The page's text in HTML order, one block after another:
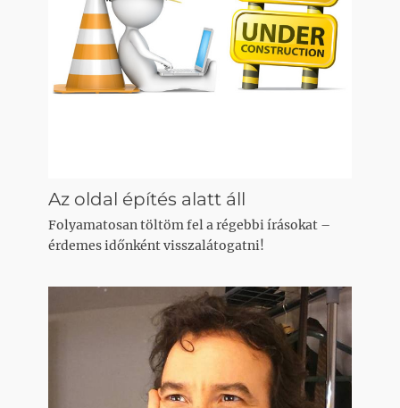
Az oldal építés alatt áll
Folyamatosan töltöm fel a régebbi írásokat –
érdemes időnként visszalátogatni!